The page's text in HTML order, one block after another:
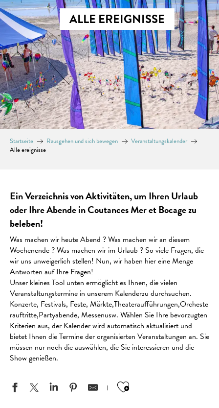
ALLE EREIGNISSE
Startseite Rausgehen und sich bewegen
Veranstaltungskalender
Alle ereignisse
Ein Verzeichnis von Aktivitäten, um Ihren Urlaub
oder Ihre Abende in Coutances Mer et Bocage zu
beleben!
Was machen wir heute Abend ? Was machen wir an diesem
Wochenende ? Was machen wir im Urlaub ? So viele Fragen, die
wir uns unweigerlich stellen! Nun, wir haben hier eine Menge
Antworten auf Ihre Fragen!
Unser kleines Tool unten ermöglicht es Ihnen, die vielen
Veranstaltungstermine in unserem Kalenderzu durchsuchen.
Konzerte, Festivals, Feste, Märkte,Theateraufführungen,Orcheste
rauftritte,Partyabende, Messenusw. Wählen Sie Ihre bevorzugten
Kriterien aus, der Kalender wird automatisch aktualisiert und
bietet Ihnen die Termine der organisierten Veranstaltungen an. Sie
müssen nur noch die auswählen, die Sie interessieren und die
Show genießen.
Ajouter aux